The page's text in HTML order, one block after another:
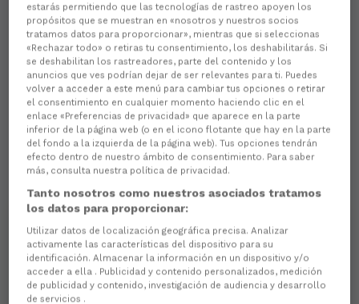
estarás permitiendo que las tecnologías de rastreo apoyen los
propósitos que se muestran en «nosotros y nuestros socios
tratamos datos para proporcionar», mientras que si seleccionas
«Rechazar todo» o retiras tu consentimiento, los deshabilitarás. Si
se deshabilitan los rastreadores, parte del contenido y los
anuncios que ves podrían dejar de ser relevantes para ti. Puedes
volver a acceder a este menú para cambiar tus opciones o retirar
el consentimiento en cualquier momento haciendo clic en el
enlace «Preferencias de privacidad» que aparece en la parte
inferior de la página web (o en el icono flotante que hay en la parte
del fondo a la izquierda de la página web). Tus opciones tendrán
efecto dentro de nuestro ámbito de consentimiento. Para saber
más, consulta nuestra política de privacidad.
Tanto nosotros como nuestros asociados tratamos
los datos para proporcionar:
Utilizar datos de localización geográfica precisa. Analizar
activamente las características del dispositivo para su
identificación. Almacenar la información en un dispositivo y/o
acceder a ella . Publicidad y contenido personalizados, medición
de publicidad y contenido, investigación de audiencia y desarrollo
de servicios .